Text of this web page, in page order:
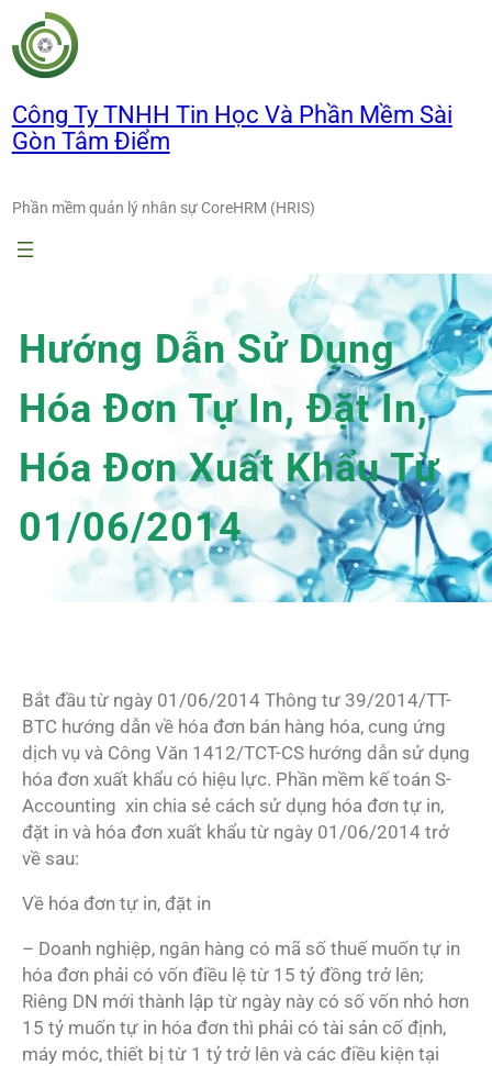
Chuyển
đến
phần
dung
Công Ty TNHH Tin Học Và Phần Mềm Sài
Gòn Tâm Điểm
Phần mềm quản lý nhân sự CoreHRM (HRIS)
Hướng Dẫn Sử Dụng
Hóa Đơn Tự In, Đặt In,
Hóa Đơn Xuất Khẩu Từ
01/06/2014
Bắt đầu từ ngày 01/06/2014 Thông tư 39/2014/TT-
BTC hướng dẫn về hóa đơn bán hàng hóa, cung ứng
dịch vụ và Công Văn 1412/TCT-CS hướng dẫn sử dụng
hóa đơn xuất khẩu có hiệu lực. Phần mềm kế toán S-
Accounting xin chia sẻ cách sử dụng hóa đơn tự in,
đặt in và hóa đơn xuất khẩu từ ngày 01/06/2014 trở
về sau:
Về hóa đơn tự in, đặt in
– Doanh nghiệp, ngân hàng có mã số thuế muốn tự in
hóa đơn phải có vốn điều lệ từ 15 tỷ đồng trở lên;
Riêng DN mới thành lập từ ngày này có số vốn nhỏ hơn
15 tỷ muốn tự in hóa đơn thì phải có tài sản cố định,
máy móc, thiết bị từ 1 tỷ trở lên và các điều kiện tại